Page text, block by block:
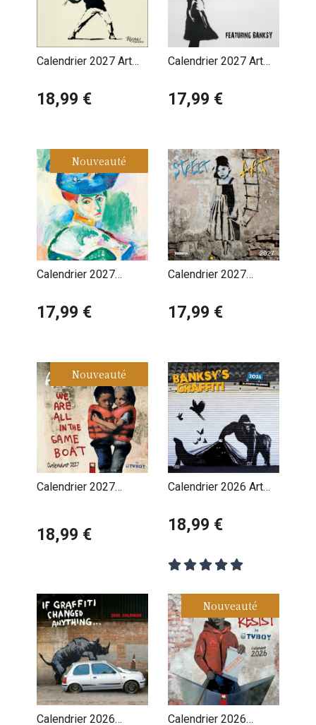
intriguent et inspirent à travers le monde. Plongez dans
l'univers vibrant et provocateur de l'art urbain tout au
long de l'année 2027 avec nos calendriers uniques.
Calendrier 2027 Art
18,99 €
Calendrier 2027 Art
17,99 €
Nouveauté
Calendrier 2027
Matisse
17,99 €
Calendrier 2027
17,99 €
Nouveauté
Calendrier 2027
18,99 €
Calendrier 2026 Art
18,99 €
Calendrier 2026
Nouveauté
Calendrier 2026